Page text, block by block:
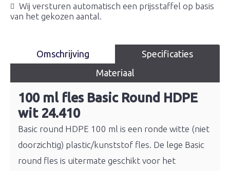
Wij versturen automatisch een prijsstaffel op basis
van het gekozen aantal.
Omschrijving
Specificaties
Materiaal
100 ml fles Basic Round HDPE
wit 24.410
Basic round HDPE 100 ml is een ronde witte (niet
doorzichtig) plastic/kunststof fles. De lege Basic
round fles is uitermate geschikt voor het